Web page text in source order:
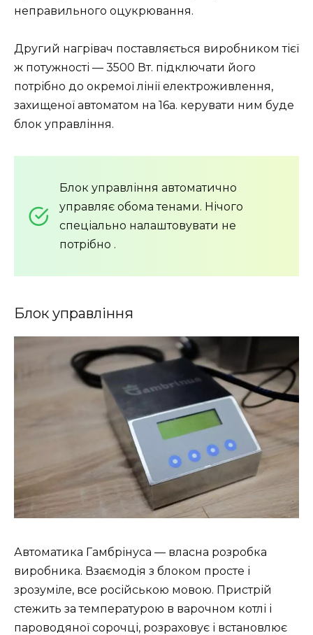
неправильного оцукрювання.
Другий нагрівач поставляється виробником тієї
ж потужності — 3500 Вт. підключати його
потрібно до окремої лінії електроживлення,
захищеної автоматом на 16а. керувати ним буде
блок управління.
Блок управління автоматично
управляє обома тенами. Нічого
спеціально налаштовувати не
потрібно .
Блок управління
Автоматика Гамбрінуса — власна розробка
виробника. Взаємодія з блоком просте і
зрозуміле, все російською мовою. Пристрій
стежить за температурою в варочном котлі і
пароводяної сорочці, розраховує і встановлює